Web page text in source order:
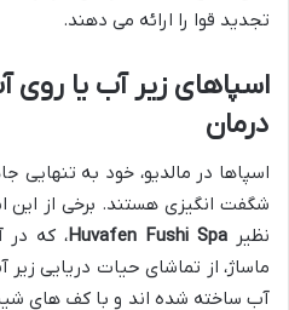
تجدید قوا را ارائه می دهند.
اسپاهای زیر آب یا
درمان
اسپاها در مالدیو، خود به
شگفت انگیزی هستند. برخی از این
نظیر Huvafen Fushi Spa، که در
ماساژ، از تماشای حیات دریایی
آب ساخته شده اند و با کف های